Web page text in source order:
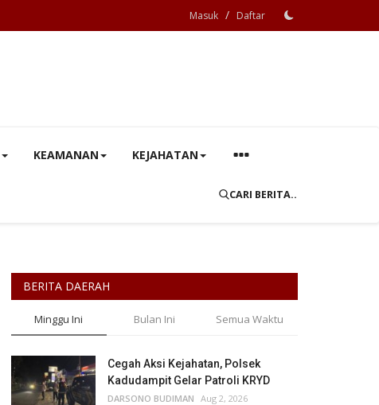
Masuk / Daftar
KEAMANAN KEJAHATAN
CARI BERITA..
BERITA DAERAH
Minggu Ini Bulan Ini Semua Waktu
Cegah Aksi Kejahatan, Polsek
Kadudampit Gelar Patroli KRYD
DARSONO BUDIMAN Aug 2, 2026